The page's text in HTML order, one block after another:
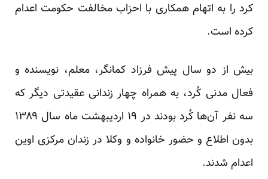
کرد را به اتهام همکاری با احزاب مخالفت حکومت اعدام
کرده است.
بیش از دو سال پیش فرزاد کمانگر، ‌معلم، نویسنده و
فعال مدنی کُرد، به همراه چهار زندانی عقیدتی دیگر که
سه نفر آن‌ها کُرد بودند در ۱۹ اردیبهشت ماه سال ۱۳۸۹
بدون اطلاع و حضور خانواده و وکلا در زندان مرکزی اوین
اعدام شدند.